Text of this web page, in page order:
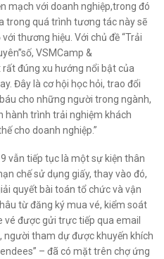
mạch với doanh nghiệp,trong đó
trong quá trình tương tác này sẽ
thương hiệu. Với chủ đề “Trải
VSMCamp &
đúng xu hướng nổi bật của
Đây là cơ hội học hỏi, trao đổi
cho những người trong ngành,
hành trình trải nghiệm khách
cho doanh nghiệp.”
vẫn tiếp tục là một sự kiện thân
chế sử dụng giấy, thay vào đó,
quyết bài toán tổ chức và vận
từ đăng ký mua vé, kiểm soát
được gửi trực tiếp qua email
người tham dự được khuyến khích
– đã có mặt trên chợ ứng